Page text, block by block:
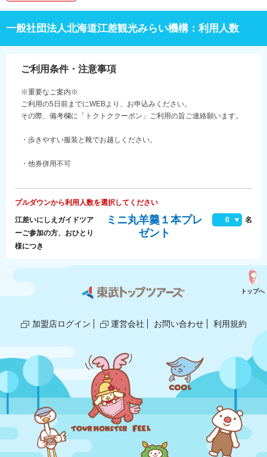
一般社団法人北海道江差観光みらい機構：利用人数
ご利用条件・注意事項
※重要なご案内※
ご利用の5日前までにWEBより、お申込みください。
その際、備考欄に「トクトククーポン」ご利用の旨ご連絡願います。
・歩きやすい服装と靴でお越しください。
・他券併用不可
プルダウンから利用人数を選択してください
江差いにしえガイドツア
ーご参加の方、おひとり
様につき
ミニ丸羊羹１本プレ
ゼント
0 名
加盟店ログイン 運営会社 お問い合わせ 利用規約
トップへ